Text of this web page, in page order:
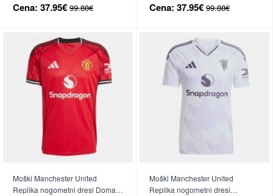
Rokav
Cena: 37.95€ 99.88€ Cena: 37.95€ 99.88€
Moški Manchester United
Replika nogometni dresi Domači
Moški Manchester United
Replika nogometni dresi